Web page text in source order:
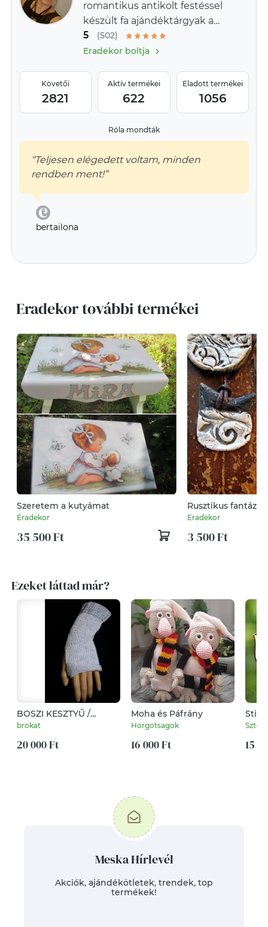
romantikus antikolt festéssel
készült fa ajándéktárgyak a
provence-i stílus jegyében
5
(502)
Eradekor boltja›
Követői
2821
Aktív termékei
622
Eladott termékei
1056
Róla mondták
“Teljesen elégedett voltam, minden
rendben ment!”
bertailona
Eradekor további termékei
Szeretem a kutyámat
Eradekor
35 500 Ft
Rusztikus fantázia
Eradekor
3 500 Ft
Ezeket láttad már?
BOSZI KESZTYŰ /
kasmír - kézzel kötött
kesztyűszár,
kézmelegítő /
brokat
20 000 Ft
Moha és Páfrány
Horgotsagok
16 000 Ft 15
Meska Hírlevél
Akciók, ajándékötletek, trendek, top
termékek!